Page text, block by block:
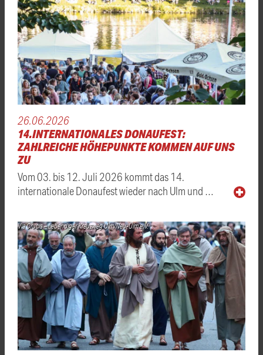
26.06.2026
14.INTERNATIONALES DONAUFEST:
ZAHLREICHE HÖHEPUNKTE KOMMEN AUF UNS
ZU
Vom 03. bis 12. Juli 2026 kommt das 14.
internationale Donaufest wieder nach Ulm und …
Via Crucis – Lebendiger Kreuzweg Ulm/Neu-Ulm e. V.